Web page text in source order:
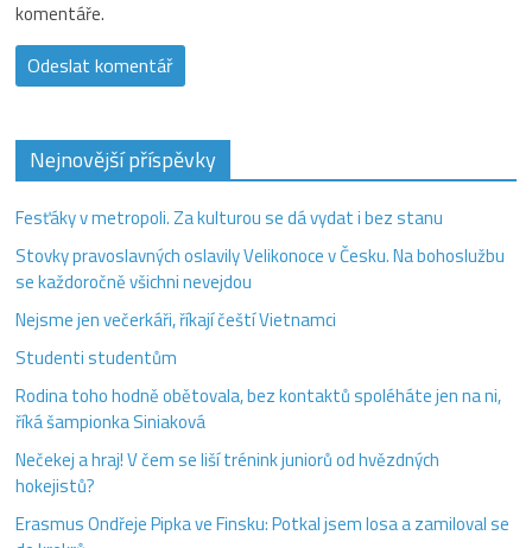
komentáře.
Nejnovější příspěvky
Fesťáky v metropoli. Za kulturou se dá vydat i bez stanu
Stovky pravoslavných oslavily Velikonoce v Česku. Na bohoslužbu
se každoročně všichni nevejdou
Nejsme jen večerkáři, říkají čeští Vietnamci
Studenti studentům
Rodina toho hodně obětovala, bez kontaktů spoléháte jen na ni,
říká šampionka Siniaková
Nečekej a hraj! V čem se liší trénink juniorů od hvězdných
hokejistů?
Erasmus Ondřeje Pipka ve Finsku: Potkal jsem losa a zamiloval se